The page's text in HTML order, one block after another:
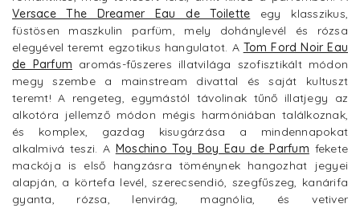
Versace The Dreamer Eau de Toilette egy klasszikus,
füstösen maszkulin parfüm, mely dohánylevél és rózsa
elegyével teremt egzotikus hangulatot. A Tom Ford Noir Eau
de Parfum aromás-fűszeres illatvilága szofisztikált módon
megy szembe a mainstream divattal és saját kultuszt
teremt! A rengeteg, egymástól távolinak tűnő illatjegy az
alkotóra jellemző módon mégis harmóniában találkoznak,
és komplex, gazdag kisugárzása a mindennapokat
alkalmivá teszi. A Moschino Toy Boy Eau de Parfum fekete
mackója is első hangzásra töménynek hangozhat jegyei
alapján, a körtefa levél, szerecsendió, szegfűszeg, kanárifa
gyanta, rózsa, lenvirág, magnólia, és vetiver